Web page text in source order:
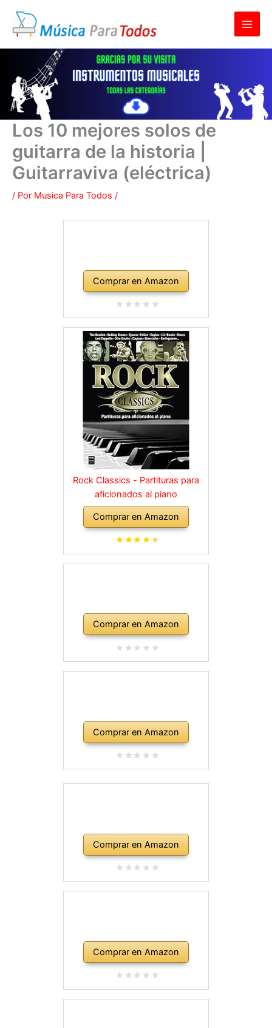
contenido
Los 10 mejores solos de
guitarra de la historia |
Guitarraviva (eléctrica)
/ Por Musica Para Todos /
Comprar en Amazon
Rock Classics - Partituras para
aficionados al piano
Comprar en Amazon
Comprar en Amazon
Comprar en Amazon
Comprar en Amazon
Comprar en Amazon